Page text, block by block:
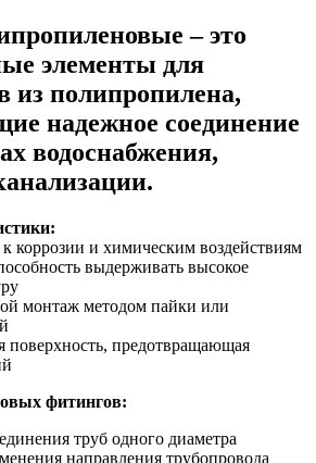
– это
элементы для
из полипропилена,
надежное соединение
водоснабжения,
коррозии и химическим воздействиям
выдерживать высокое
монтаж методом пайки или
поверхность, предотвращающая
фитингов:
труб одного диаметра
направления трубопровода